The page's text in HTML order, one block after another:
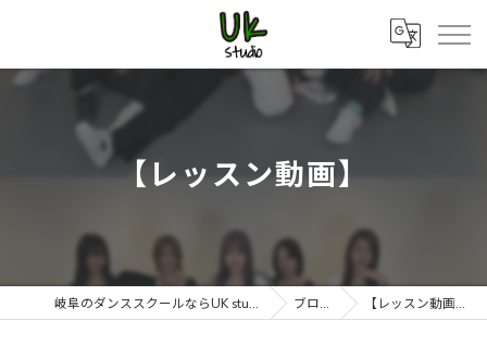
【レッスン動画】
岐阜のダンススクールならUK studio ブログ 【レッスン動画】